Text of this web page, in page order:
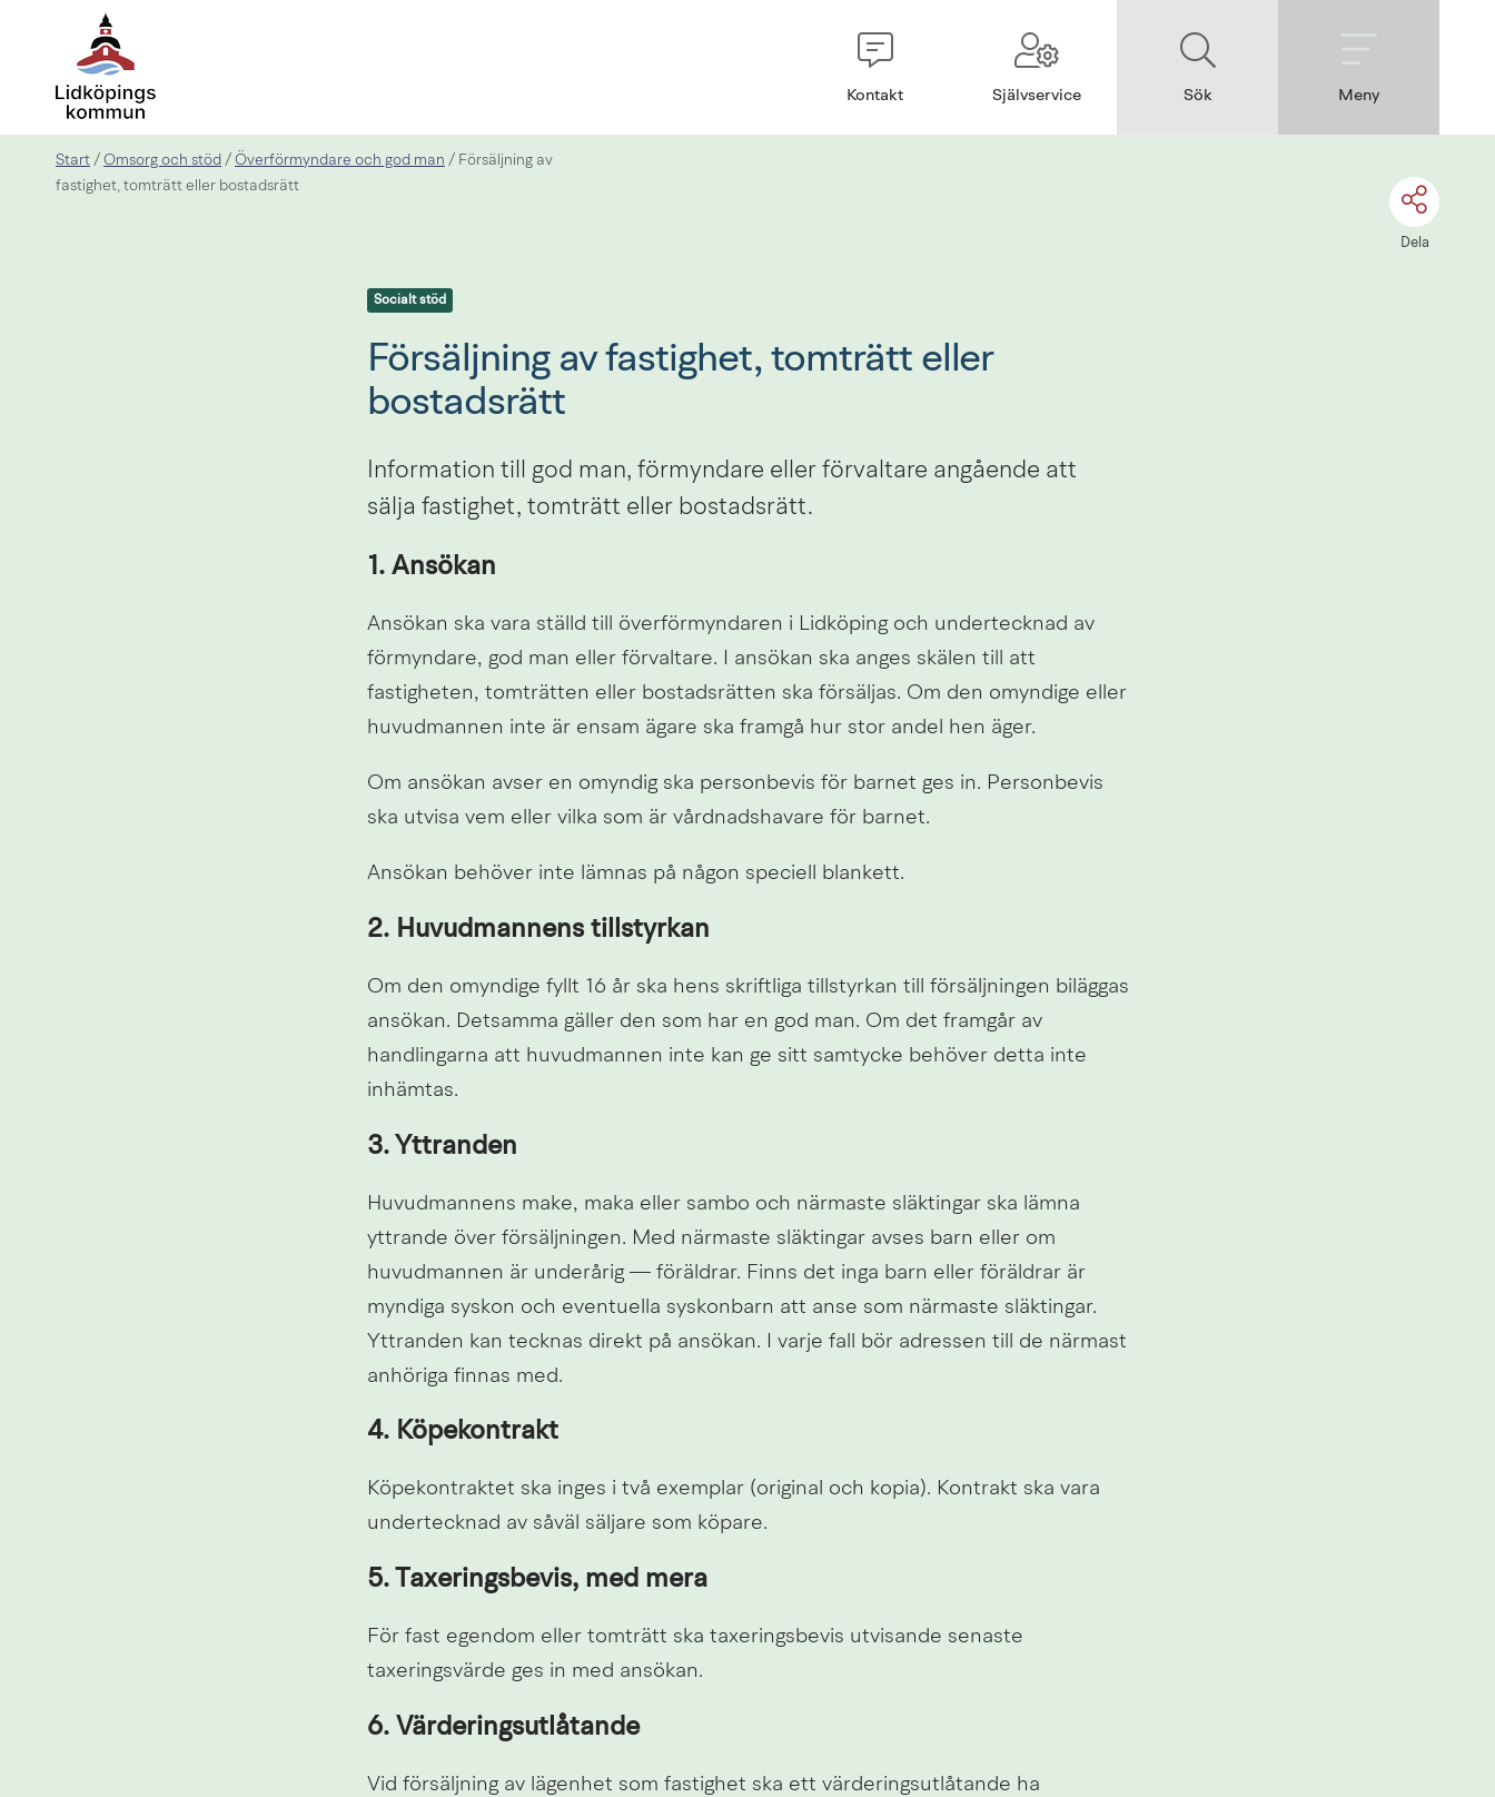
Kontakt Självservice Sök Meny
Start / Omsorg och stöd / Överförmyndare och god man / Försäljning av
fastighet, tomträtt eller bostadsrätt
Dela
Socialt stöd
Försäljning av fastighet, tomträtt eller
bostadsrätt
Information till god man, förmyndare eller förvaltare angående att
sälja fastighet, tomträtt eller bostadsrätt.
1. Ansökan
Ansökan ska vara ställd till överförmyndaren i Lidköping och undertecknad av
förmyndare, god man eller förvaltare. I ansökan ska anges skälen till att
fastigheten, tomträtten eller bostadsrätten ska försäljas. Om den omyndige eller
huvudmannen inte är ensam ägare ska framgå hur stor andel hen äger.
Om ansökan avser en omyndig ska personbevis för barnet ges in. Personbevis
ska utvisa vem eller vilka som är vårdnadshavare för barnet.
Ansökan behöver inte lämnas på någon speciell blankett.
2. Huvudmannens tillstyrkan
Om den omyndige fyllt 16 år ska hens skriftliga tillstyrkan till försäljningen biläggas
ansökan. Detsamma gäller den som har en god man. Om det framgår av
handlingarna att huvudmannen inte kan ge sitt samtycke behöver detta inte
inhämtas.
3. Yttranden
Huvudmannens make, maka eller sambo och närmaste släktingar ska lämna
yttrande över försäljningen. Med närmaste släktingar avses barn eller om
huvudmannen är underårig — föräldrar. Finns det inga barn eller föräldrar är
myndiga syskon och eventuella syskonbarn att anse som närmaste släktingar.
Yttranden kan tecknas direkt på ansökan. I varje fall bör adressen till de närmast
anhöriga finnas med.
4. Köpekontrakt
Köpekontraktet ska inges i två exemplar (original och kopia). Kontrakt ska vara
undertecknad av såväl säljare som köpare.
5. Taxeringsbevis, med mera
För fast egendom eller tomträtt ska taxeringsbevis utvisande senaste
taxeringsvärde ges in med ansökan.
6. Värderingsutlåtande
Vid försäljning av lägenhet som fastighet ska ett värderingsutlåtande ha